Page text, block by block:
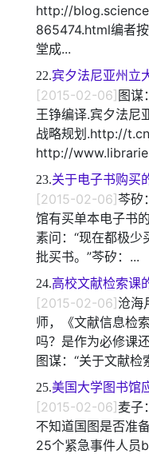
http://
865474.html编者
堂成...
22.宾夕法尼亚州立
[2015-02-06]图谋
王铮编译.宾夕法尼
战略规划.http://
http://
23.关于电子书购买
[2015-02-06]芩矽
馆有买单本电子书
素问：“现在都极
批买书。”芩矽：...
24.高校文献检索课
[2015-02-06]沧海
师，《文献信息检
吗？是作为必修课
图谋：“关于文献检
25.美国大学图书馆
[2015-02-06]麦子
不知道国图是否准
25个紧急事件人